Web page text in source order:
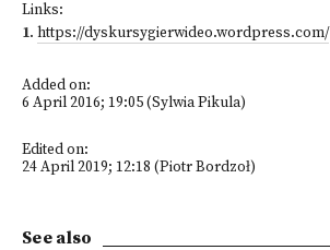
Links:
1. https://dyskursygierwideo.wordpress.com/
Added on:
6 April 2016; 19:05 (Sylwia Pikula)
Edited on:
24 April 2019; 12:18 (Piotr Bordzoł)
See also